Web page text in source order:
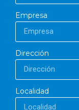
Empresa
Dirección
Localidad